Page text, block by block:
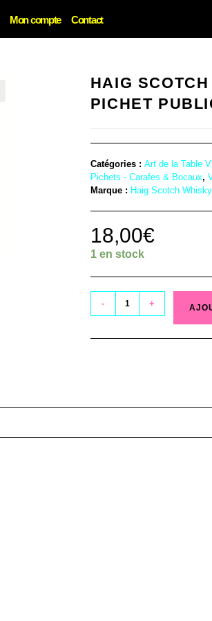
Mon compte Contact
HAIG
PICHET
Catégories : Art de la Table
Pichets - Carafes & Bocaux,
Marque : Haig Scotch Whisky
18,00€
1 en stock
- +